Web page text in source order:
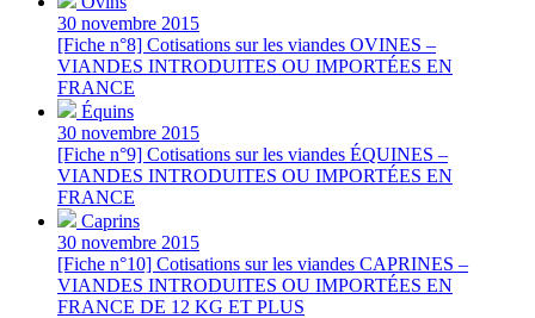
30 novembre 2015
[Fiche n°8] Cotisations sur les viandes OVINES –
VIANDES INTRODUITES OU IMPORTÉES EN
FRANCE
Équins
30 novembre 2015
[Fiche n°9] Cotisations sur les viandes ÉQUINES –
VIANDES INTRODUITES OU IMPORTÉES EN
FRANCE
Caprins
30 novembre 2015
[Fiche n°10] Cotisations sur les viandes CAPRINES –
VIANDES INTRODUITES OU IMPORTÉES EN
FRANCE DE 12 KG ET PLUS